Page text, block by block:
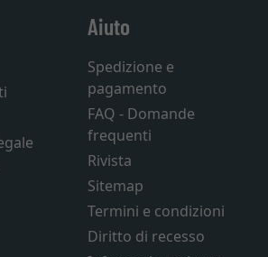
Aiuto
Spedizione e
pagamento
FAQ - Domande
frequenti
Rivista
Sitemap
Termini e condizioni
Diritto di recesso